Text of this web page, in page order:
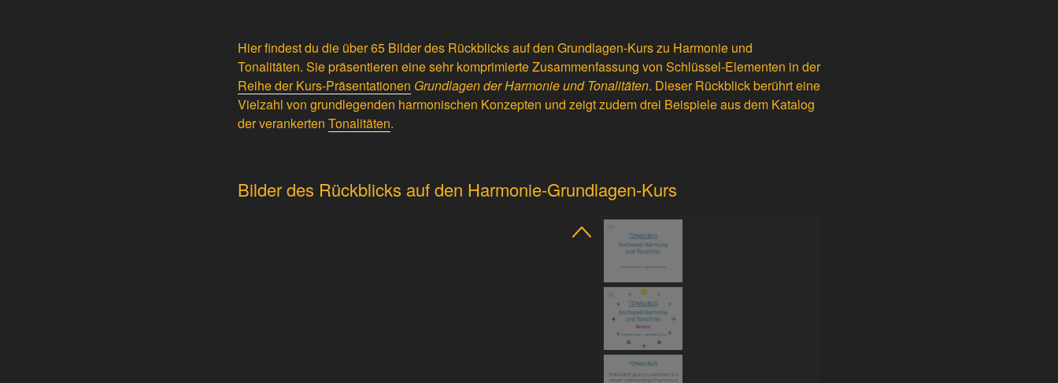
Hier findest du die über 65 Bilder des Rückblicks auf den Grundlagen-Kurs zu Harmonie und
Tonalitäten. Sie präsentieren eine sehr komprimierte Zusammenfassung von Schlüssel-Elementen in der
Reihe der Kurs-Präsentationen Grundlagen der Harmonie und Tonalitäten. Dieser Rückblick berührt eine
Vielzahl von grundlegenden harmonischen Konzepten und zeigt zudem drei Beispiele aus dem Katalog
der verankerten Tonalitäten.
Bilder des Rückblicks auf den Harmonie-Grundlagen-Kurs